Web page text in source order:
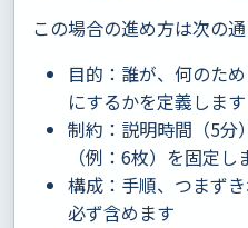
この場合の進め方は次の通
目的：誰が、何のた
にするかを定義します
制約：説明時間（5分
（例：6枚）を固定し
構成：手順、つまず
必ず含めます